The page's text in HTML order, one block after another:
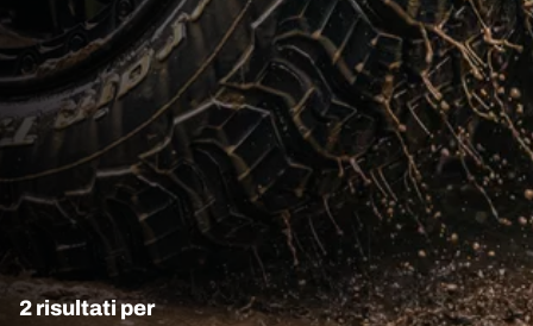
2 risultati per